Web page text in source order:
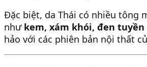
Đặc biệt, da Thái có nhiều tông
như kem, xám khói, đen tuyền
hảo với các phiên bản nội thất